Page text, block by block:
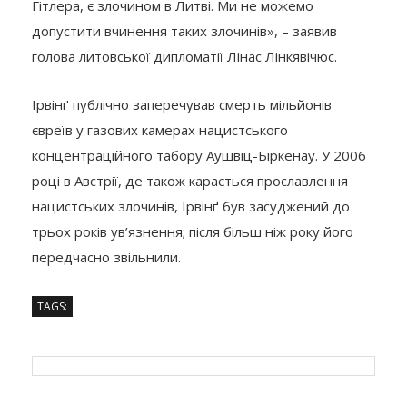
Гітлера, є злочином в Литві. Ми не можемо
допустити вчинення таких злочинів», – заявив
голова литовської дипломатії Лінас Лінкявічюс.
Ірвінґ публічно заперечував смерть мільйонів
євреїв у газових камерах нацистського
концентраційного табору Аушвіц-Біркенау. У 2006
році в Австрії, де також карається прославлення
нацистських злочинів, Ірвінґ був засуджений до
трьох років ув’язнення; після більш ніж року його
передчасно звільнили.
TAGS: